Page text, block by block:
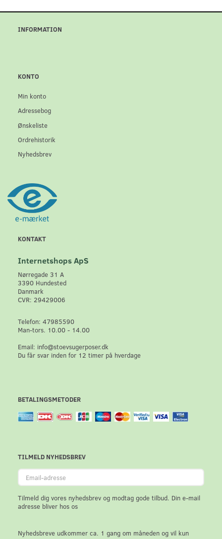
INFORMATION
KONTO
Min konto
Adressebog
Ønskeliste
Ordrehistorik
Nyhedsbrev
KONTAKT
Internetshops ApS
Nørregade 31 A
3390 Hundested
Danmark
CVR: 29429006
Telefon: 47985590
Man-tors. 10.00 - 14.00
Email: info@stoevsugerposer.dk
Du får svar inden for 12 timer på hverdage
BETALINGSMETODER
TILMELD NYHEDSBREV
Email-
adresse
Tilmeld dig vores nyhedsbrev og modtag gode tilbud. Din e-mail
adresse bliver hos os
Nyhedsbreve udkommer ca. 1 gang om måneden og vil kun